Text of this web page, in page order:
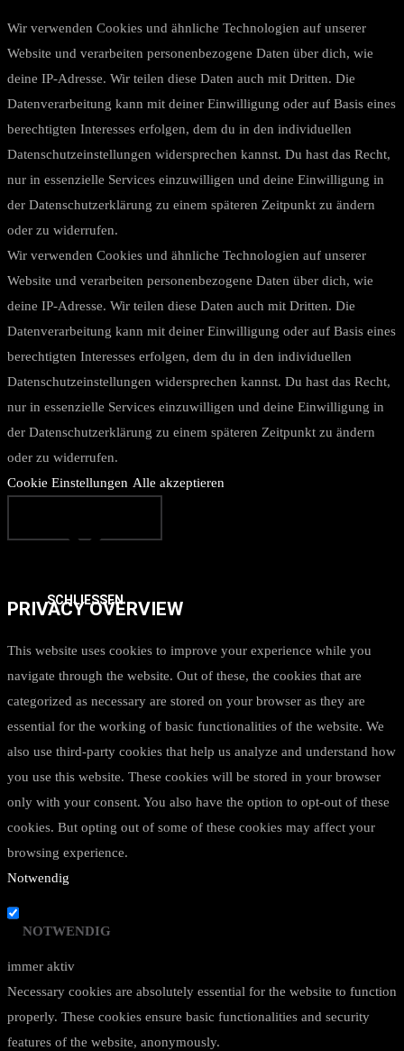
Wir verwenden Cookies und ähnliche Technologien auf unserer
Website und verarbeiten personenbezogene Daten über dich, wie
deine IP-Adresse. Wir teilen diese Daten auch mit Dritten. Die
Datenverarbeitung kann mit deiner Einwilligung oder auf Basis eines
berechtigten Interesses erfolgen, dem du in den individuellen
Datenschutzeinstellungen widersprechen kannst. Du hast das Recht,
nur in essenzielle Services einzuwilligen und deine Einwilligung in
der Datenschutzerklärung zu einem späteren Zeitpunkt zu ändern
oder zu widerrufen.
Wir verwenden Cookies und ähnliche Technologien auf unserer
Website und verarbeiten personenbezogene Daten über dich, wie
deine IP-Adresse. Wir teilen diese Daten auch mit Dritten. Die
Datenverarbeitung kann mit deiner Einwilligung oder auf Basis eines
berechtigten Interesses erfolgen, dem du in den individuellen
Datenschutzeinstellungen widersprechen kannst. Du hast das Recht,
nur in essenzielle Services einzuwilligen und deine Einwilligung in
der Datenschutzerklärung zu einem späteren Zeitpunkt zu ändern
oder zu widerrufen.
Cookie Einstellungen Alle akzeptieren
SCHLIESSEN
PRIVACY OVERVIEW
This website uses cookies to improve your experience while you
navigate through the website. Out of these, the cookies that are
categorized as necessary are stored on your browser as they are
essential for the working of basic functionalities of the website. We
also use third-party cookies that help us analyze and understand how
you use this website. These cookies will be stored in your browser
only with your consent. You also have the option to opt-out of these
cookies. But opting out of some of these cookies may affect your
browsing experience.
Notwendig
NOTWENDIG
immer aktiv
Necessary cookies are absolutely essential for the website to function
properly. These cookies ensure basic functionalities and security
features of the website, anonymously.